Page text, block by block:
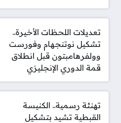
تعديلات اللحظات الأخيرة..
تشكيل نوتنجهام وفورست
وولفرهامبتون قبل انطلاق
قمة الدوري الإنجليزي
تهنئة رسمية.. الكنيسة
القبطية تشيد بتشكيل